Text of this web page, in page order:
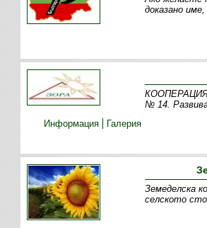
доказано
КООПЕРАЦИЯ
№ 14.
Информация
Галерия
Земеделска
селското